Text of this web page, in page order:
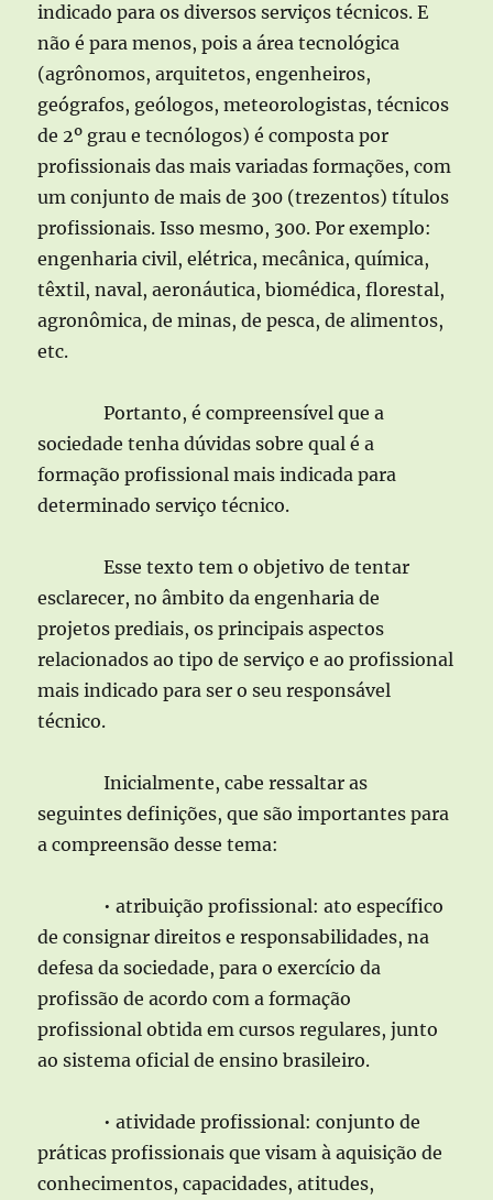
indicado para os diversos serviços técnicos. E
não é para menos, pois a área tecnológica
(agrônomos, arquitetos, engenheiros,
geógrafos, geólogos, meteorologistas, técnicos
de 2º grau e tecnólogos) é composta por
profissionais das mais variadas formações, com
um conjunto de mais de 300 (trezentos) títulos
profissionais. Isso mesmo, 300. Por exemplo:
engenharia civil, elétrica, mecânica, química,
têxtil, naval, aeronáutica, biomédica, florestal,
agronômica, de minas, de pesca, de alimentos,
etc.
Portanto, é compreensível que a
sociedade tenha dúvidas sobre qual é a
formação profissional mais indicada para
determinado serviço técnico.
Esse texto tem o objetivo de tentar
esclarecer, no âmbito da engenharia de
projetos prediais, os principais aspectos
relacionados ao tipo de serviço e ao profissional
mais indicado para ser o seu responsável
técnico.
Inicialmente, cabe ressaltar as
seguintes definições, que são importantes para
a compreensão desse tema:
• atribuição profissional: ato específico
de consignar direitos e responsabilidades, na
defesa da sociedade, para o exercício da
profissão de acordo com a formação
profissional obtida em cursos regulares, junto
ao sistema oficial de ensino brasileiro.
• atividade profissional: conjunto de
práticas profissionais que visam à aquisição de
conhecimentos, capacidades, atitudes,